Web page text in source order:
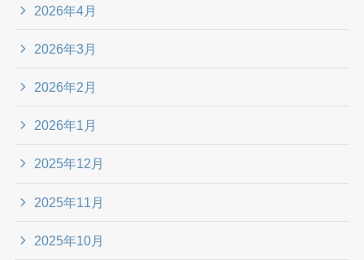
2026年4月
2026年3月
2026年2月
2026年1月
2025年12月
2025年11月
2025年10月